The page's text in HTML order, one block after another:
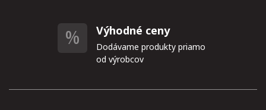
Výhodné ceny
Dodávame produkty priamo
od výrobcov